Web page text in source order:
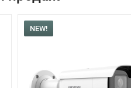
NEW!